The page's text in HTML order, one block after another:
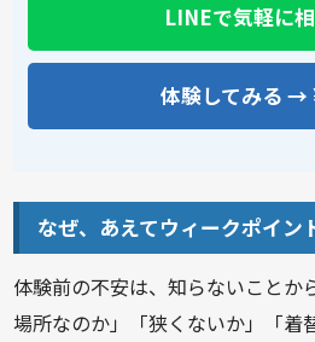
LINEで気軽に
体験してみる →
なぜ、あえてウィークポイン
体験前の不安は、知らないことか
場所なのか」「狭くないか」「着